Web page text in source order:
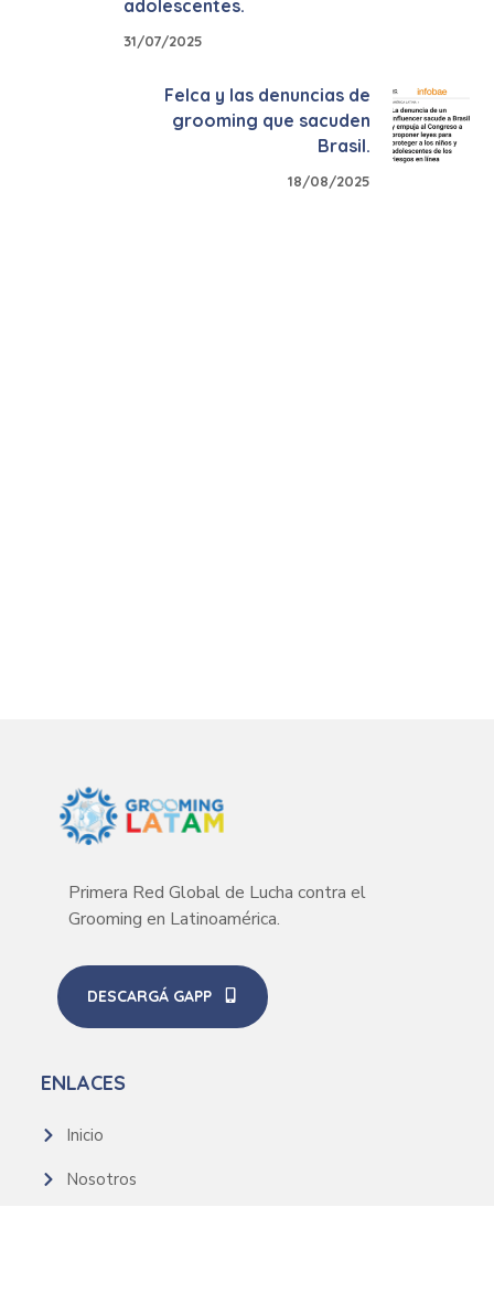
adolescentes.
31/07/2025
Felca y las denuncias de
grooming que sacuden
Brasil.
18/08/2025
Primera Red Global de Lucha contra el
Grooming en Latinoamérica.
DESCARGÁ GAPP
ENLACES
Inicio
Nosotros